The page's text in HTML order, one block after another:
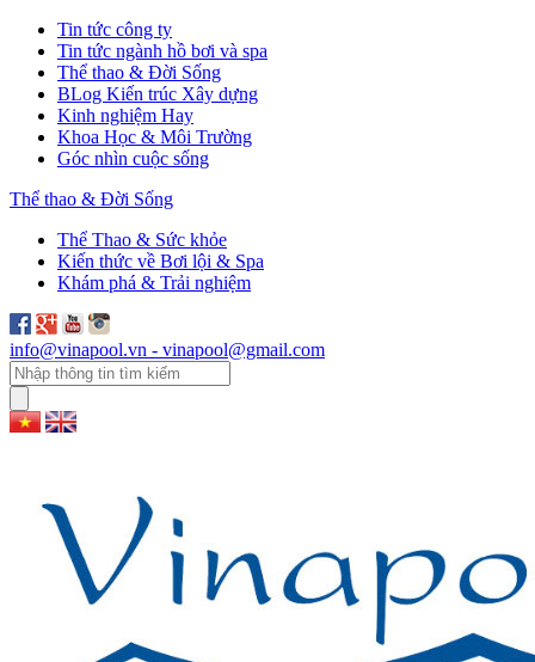
Tin tức công ty
Tin tức ngành hồ bơi và spa
Thể thao & Đời Sống
BLog Kiến trúc Xây dựng
Kinh nghiệm Hay
Khoa Học & Môi Trường
Góc nhìn cuộc sống
Thể thao & Đời Sống
Thể Thao & Sức khỏe
Kiến thức về Bơi lội & Spa
Khám phá & Trải nghiệm
info@vinapool.vn - vinapool@gmail.com